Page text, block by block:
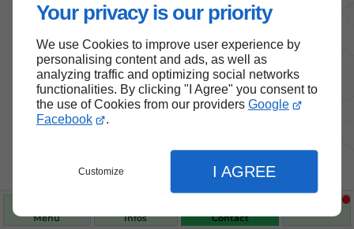
Your privacy is our priority
We use Cookies to improve user experience by
personalising content and ads, as well as
analyzing traffic and optimizing social networks
functionalities. By clicking "I Agree" you consent to
the use of Cookies from our providers Google
Facebook
.
Customize I AGREE
Menu Infos Contact
Nos produits de santé et de